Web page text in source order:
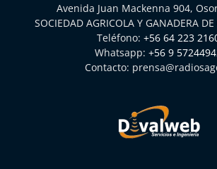
Avenida Juan Mackenna 904,
SOCIEDAD AGRICOLA Y GANADERA
Teléfono: +56 64 223
Whatsapp: +56 9
Contacto: